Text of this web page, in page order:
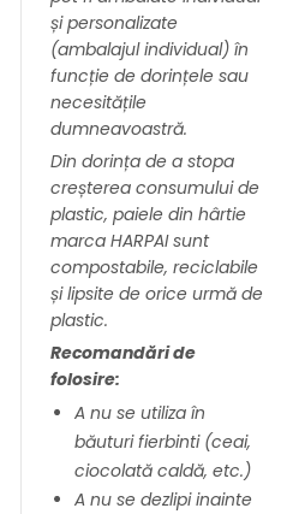
și personalizate
(ambalajul individual) în
funcție de dorințele sau
necesitățile
dumneavoastră.
Din dorința de a stopa
creșterea consumului de
plastic, paiele din hârtie
marca HARPAI sunt
compostabile, reciclabile
și lipsite de orice urmă de
plastic.
Recomandări de
folosire:
A nu se utiliza în
băuturi fierbinti (ceai,
ciocolată caldă, etc.)
A nu se dezlipi inainte